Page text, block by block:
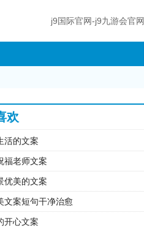
j9国际官网-j9九游会官网
欢
活的文案
福老师文案
优美的文案
文案短句干净治愈
开心文案